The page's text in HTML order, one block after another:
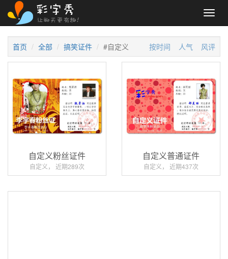
首页 全部 搞笑证件 #自定义 按时间 人气 风评
自定义粉丝证件
自定义， 近期289次
自定义普通证件
自定义， 近期437次